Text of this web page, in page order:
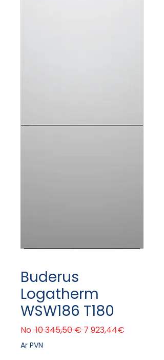
Buderus
Logatherm
WSW186 T180
No 10 345,50 € Parastā cena
7 923,44€
Ar PVN